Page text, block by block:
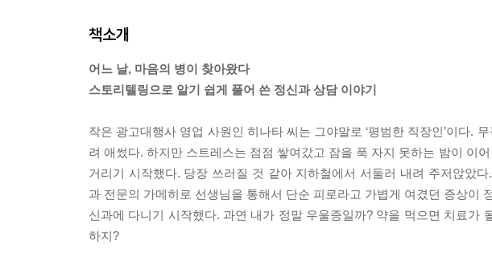
책소개
어느 날, 마음의 병이 찾아왔다
스토리텔링으로 알기 쉽게 풀어 쓴 정신과 상담 이야기
작은 광고대행사 영업 사원인 히나타 씨는 그야말로 ‘평범한 직장인’이다.
려 애썼다. 하지만 스트레스는 점점 쌓여갔고 잠을 푹 자지 못하는 밤이 이
거리기 시작했다. 당장 쓰러질 것 같아 지하철에서 서둘러 내려 주저앉았
과 전문의 가메히로 선생님을 통해서 단순 피로라고 가볍게 여겼던 증상이
신과에 다니기 시작했다. 과연 내가 정말 우울증일까? 약을 먹으면 치료가
하지?